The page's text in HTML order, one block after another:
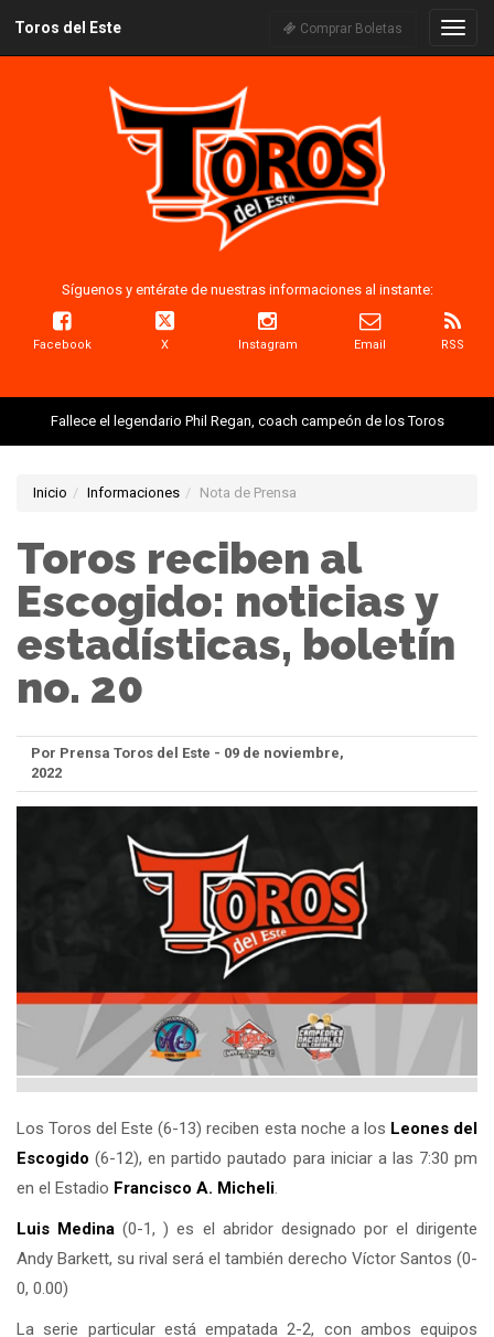
Toros del Este Comprar Boletas
Síguenos y entérate de nuestras informaciones al instante:
Facebook X Instagram Email RSS
Fallece el legendario Phil Regan, coach campeón de los Toros
Inicio Informaciones Nota de Prensa
Toros reciben al
Escogido: noticias y
estadísticas, boletín
no. 20
Por Prensa Toros del Este - 09 de noviembre,
2022
Los Toros del Este (6-13) reciben esta noche a los Leones del
Escogido (6-12), en partido pautado para iniciar a las 7:30 pm
en el Estadio Francisco A. Micheli
Luis Medina (0-1, ) es el abridor designado por el dirigente
Andy Barkett, su rival será el también derecho Víctor Santos (0-
0, 0.00)
La serie particular está empatada 2-2, con ambos equipos